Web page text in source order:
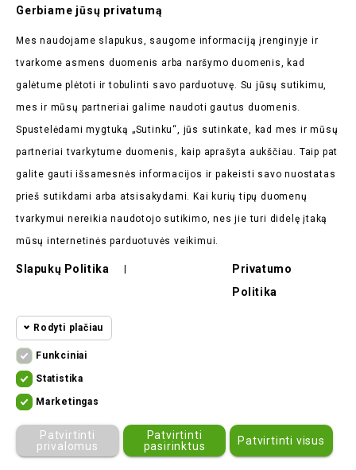
Naujienlaiškį
Pirmieji sužinokite apie mūsų naujienas bei taikomas
Parduotuvės Informacija
Prekės
Gerbiame jūsų privatumą
Mes naudojame slapukus, saugome informaciją įrenginyje ir
tvarkome asmens duomenis arba naršymo duomenis, kad
galėtume plėtoti ir tobulinti savo parduotuvę. Su jūsų sutikimu,
mes ir mūsų partneriai galime naudoti gautus duomenis.
Spustelėdami mygtuką „Sutinku“, jūs sutinkate, kad mes ir mūsų
partneriai tvarkytume duomenis, kaip aprašyta aukščiau. Taip pat
galite gauti išsamesnės informacijos ir pakeisti savo nuostatas
prieš sutikdami arba atsisakydami. Kai kurių tipų duomenų
tvarkymui nereikia naudotojo sutikimo, nes jie turi didelę įtaką
mūsų internetinės parduotuvės veikimui.
Slapukų Politika
Privatumo
Politika
Rodyti plačiau
pagrindinės funkcijos. Be šių slapukų
Statistikos
slapukai
Marketingo
slapukai
Funkciniai
Statistika
Marketingas
Patvirtinti
privalomus
Patvirtinti
pasirinktus
Patvirtinti visus